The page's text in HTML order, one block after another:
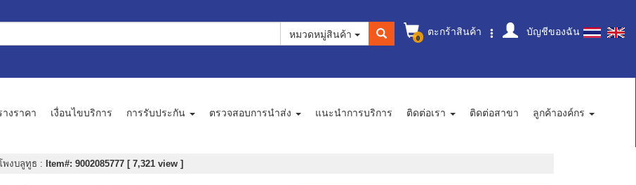
0 ตะกร้าสินค้า บัญชีของฉัน
หมวดหมู่สินค้า
างราคา เงื่อนไขบริการ การรับประกัน ตรวจสอบการนำส่ง แนะนำการบริการ ติดต่อเรา ติดต่อสาขา
ลูกค้าองค์กร
พงบลูทูธ : Item#: 9002085777 [ 7,321 view ]